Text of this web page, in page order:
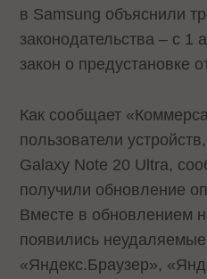
в Samsung объяснили
законодательства – с 1
закон о предустановке
Как сообщает
пользователи
Galaxy Note 20 Ultra,
получили обновление
Вместе в обновлением
появились
«Яндекс.Браузер»,